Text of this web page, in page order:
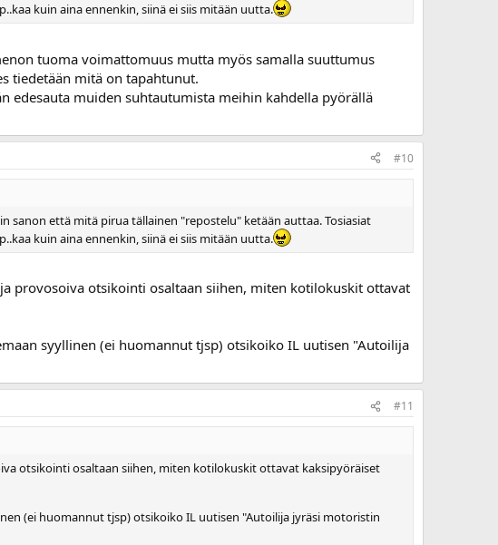
kuin aina ennenkin, siinä ei siis mitään uutta.
tuoma voimattomuus mutta myös samalla suuttumus
tiedetään mitä on tapahtunut.
edesauta muiden suhtautumista meihin kahdella pyörällä
#10
että mitä pirua tällainen "repostelu" ketään auttaa. Tosiasiat
kuin aina ennenkin, siinä ei siis mitään uutta.
provosoiva otsikointi osaltaan siihen, miten kotilokuskit ottavat
syyllinen (ei huomannut tjsp) otsikoiko IL uutisen "Autoilija
#11
otsikointi osaltaan siihen, miten kotilokuskit ottavat kaksipyöräiset
(ei huomannut tjsp) otsikoiko IL uutisen "Autoilija jyräsi motoristin